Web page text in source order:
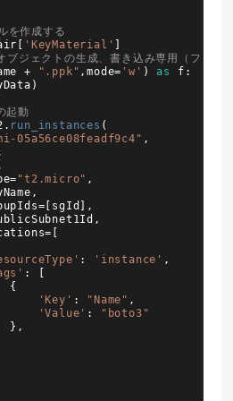
を作成する
[ 'KeyMaterial' ]
ェクトの生成、書き込み専用（ファイ
+ ".ppk" ,mode= 'w' ) as f :
)
起動
. run_instances (
05a56ce08feadf9c4" ,
= "t2.micro" ,
,
= [ sgId ] ,
,
= [
: 'instance' ,
:
[
{
'Key' : "Name" ,
'Value' :
"boto3"
} ,